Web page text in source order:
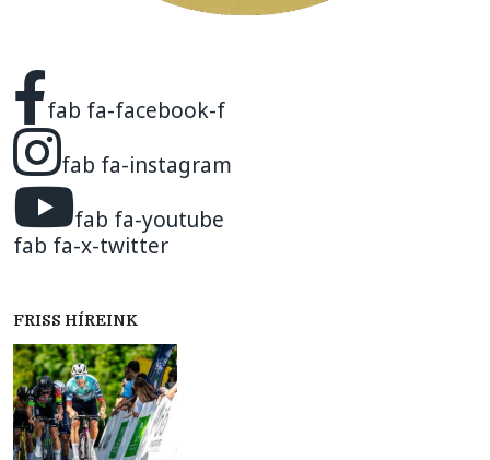
fab fa-facebook-f
fab fa-instagram
fab fa-youtube
fab fa-x-twitter
FRISS HÍREINK